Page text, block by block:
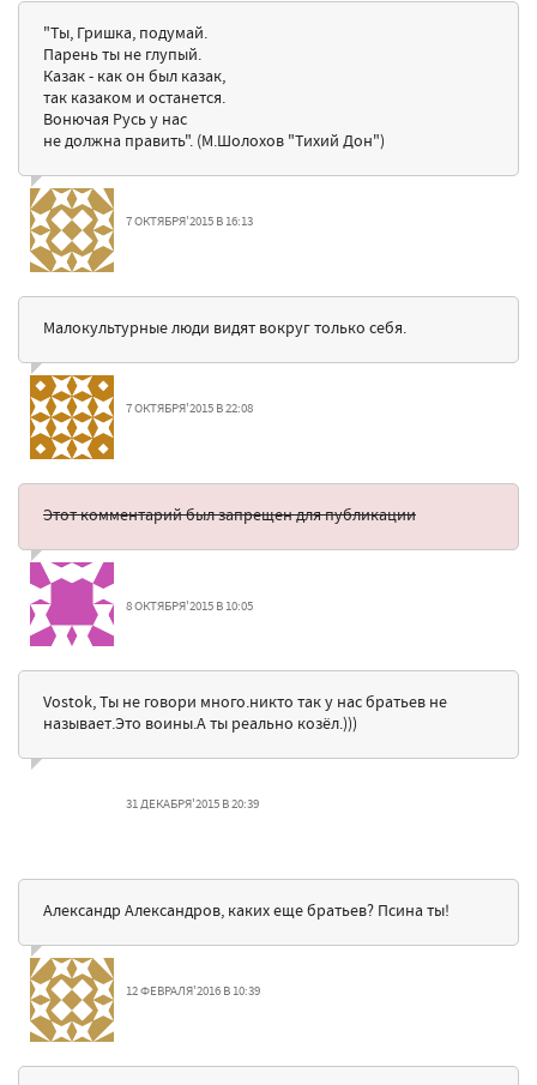
"Ты, Гришка, подумай.
Парень ты не глупый.
Казак - как он был казак,
так казаком и останется.
Вонючая Русь у нас
не должна править". (М.Шолохов "Тихий Дон")
7 ОКТЯБРЯ'2015 В 16:13
Малокультурные люди видят вокруг только себя.
7 ОКТЯБРЯ'2015 В 22:08
Этот комментарий был запрещен для публикации
8 ОКТЯБРЯ'2015 В 10:05
Vostok, Ты не говори много.никто так у нас братьев не
называет.Это воины.А ты реально козёл.)))
31 ДЕКАБРЯ'2015 В 20:39
Александр Александров, каких еще братьев? Псина ты!
12 ФЕВРАЛЯ'2016 В 10:39